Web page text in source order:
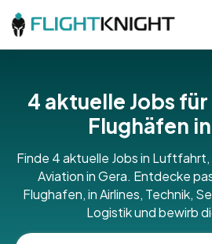
4 aktuelle Jobs
Flughäfen
Finde 4 aktuelle Jobs in Luftfahrt,
Aviation in Gera. Entdecke
Flughafen, in Airlines, Technik,
Logistik und bewirb